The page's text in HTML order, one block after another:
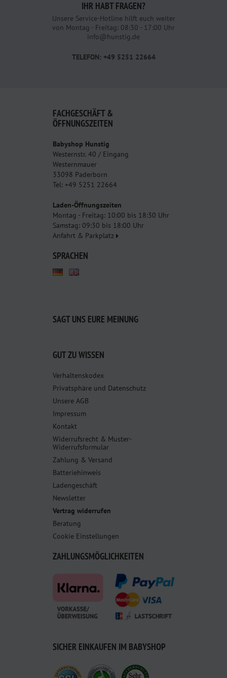
IHR HABT FRAGEN?
Unsere Service-Hotline hilft euch weiter
von Montag - Freitag: 08:30 - 17:00 Uhr
info@hunstig.de
TELEFON: +49 5251 22664
FACHGESCHÄFT &
ÖFFNUNGSZEITEN
Babyshop Hunstig
Westernstr. 40 / Eingang
Westernmauer
33098 Paderborn
Tel: +49 5251 22664
Laden-Öffnungszeiten
Montag - Freitag: 10:00 bis 18:30 Uhr
Samstag: 09:30 bis 18:00 Uhr
Anfahrt & Parkplatz
SPRACHEN
SAGT UNS EURE MEINUNG
GUT ZU WISSEN
Verhaltenskodex
Privatsphäre und Datenschutz
Unsere AGB
Impressum
Kontakt
Widerrufsrecht & Muster-
Widerrufsformular
Zahlung & Versand
Batteriehinweis
Ladengeschäft
Newsletter
Vertrag widerrufen
Beratung
Cookie Einstellungen
ZAHLUNGSMÖGLICHKEITEN
SICHER EINKAUFEN IM BABYSHOP